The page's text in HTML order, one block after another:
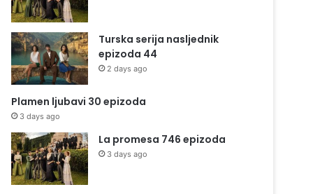
Turska serija nasljednik
epizoda 44
2 days ago
Plamen ljubavi 30 epizoda
3 days ago
La promesa 746 epizoda
3 days ago